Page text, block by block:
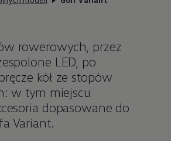
rowerowych, przez
LED, po
kół ze stopów
w tym miejscu
dopasowane do
Variant.